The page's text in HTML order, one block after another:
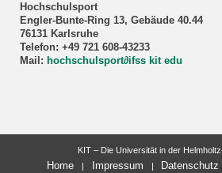
Hochschulsport
Engler-Bunte-Ring 13, Gebäude 40.44
76131 Karlsruhe
Telefon: +49 721 608-43233
Mail: hochschulsport∂ifss kit edu
KIT – Die Universität in der
Home Impressum Datenschutz